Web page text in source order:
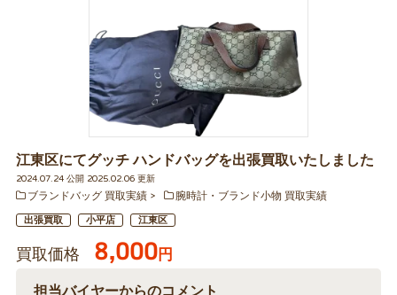
江東区にてグッチ ハンドバッグを出張買取いたしました
2024.07.24 公開 2025.02.06 更新
ブランドバッグ 買取実績
腕時計・ブランド小物 買取実績
出張買取 小平店 江東区
買取価格 8,000円
担当バイヤーからのコメント